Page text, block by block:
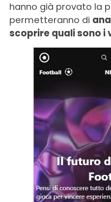
hanno già provato la
permetteranno di
scoprire quali sono i